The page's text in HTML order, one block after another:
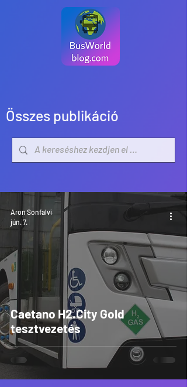
Összes publikáció
Caetano H2.City Gold
tesztvezetés
Aron Sonfalvi
jún. 7.